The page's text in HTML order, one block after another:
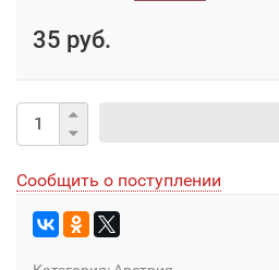
35 руб.
Сообщить о поступлении